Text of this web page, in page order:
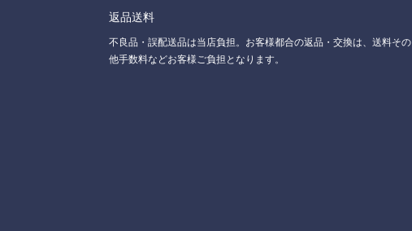
返品送料
不良品・誤配送品は当店負担。お客様都合の返品・交換は、送料その
他手数料などお客様ご負担となります。